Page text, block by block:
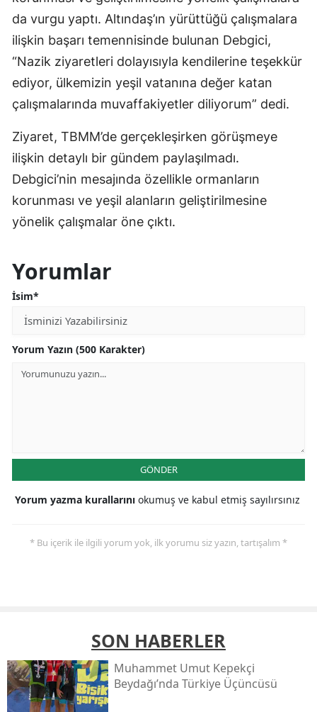
da vurgu yaptı. Altındaş’ın yürüttüğü çalışmalara
ilişkin başarı temennisinde bulunan Debgici,
“Nazik ziyaretleri dolayısıyla kendilerine teşekkür
ediyor, ülkemizin yeşil vatanına değer katan
çalışmalarında muvaffakiyetler diliyorum” dedi.
Ziyaret, TBMM’de gerçekleşirken görüşmeye
ilişkin detaylı bir gündem paylaşılmadı.
Debgici’nin mesajında özellikle ormanların
korunması ve yeşil alanların geliştirilmesine
yönelik çalışmalar öne çıktı.
Yorumlar
İsim*
Yorum Yazın (500 Karakter)
GÖNDER
Yorum yazma kurallarını okumuş ve kabul etmiş sayılırsınız
* Bu içerik ile ilgili yorum yok, ilk yorumu siz yazın, tartışalım *
SON HABERLER
Muhammet Umut Kepekçi
Beydağı’nda Türkiye Üçüncüsü